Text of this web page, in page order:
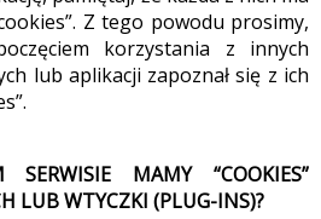
Z tego powodu prosimy,
korzystania z innych
lub aplikacji zapoznał się z ich
MAMY “COOKIES”
LUB WTYCZKI (PLUG-INS)?